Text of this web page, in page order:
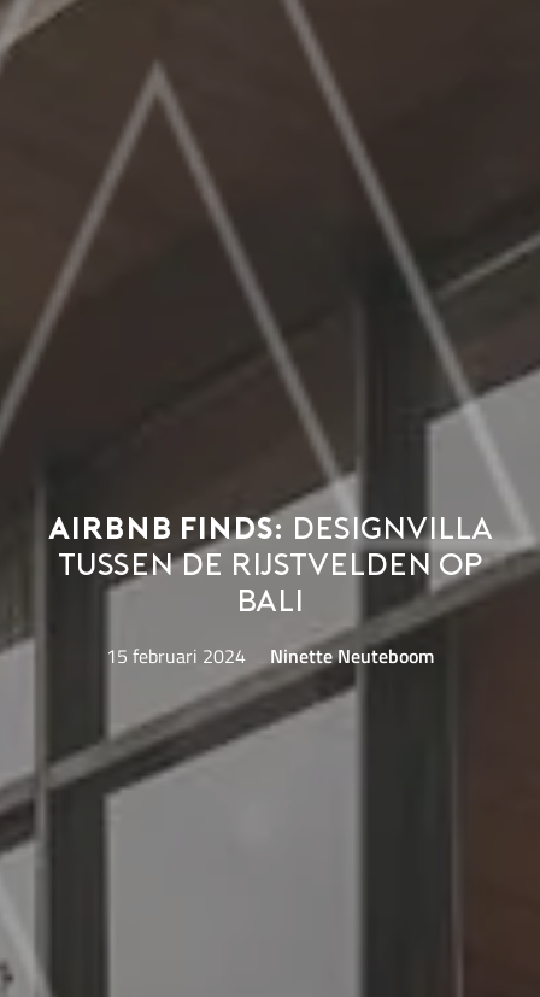
Airbnb Finds: designvilla
tussen de rijstvelden op
Bali
15 februari 2024 Ninette Neuteboom